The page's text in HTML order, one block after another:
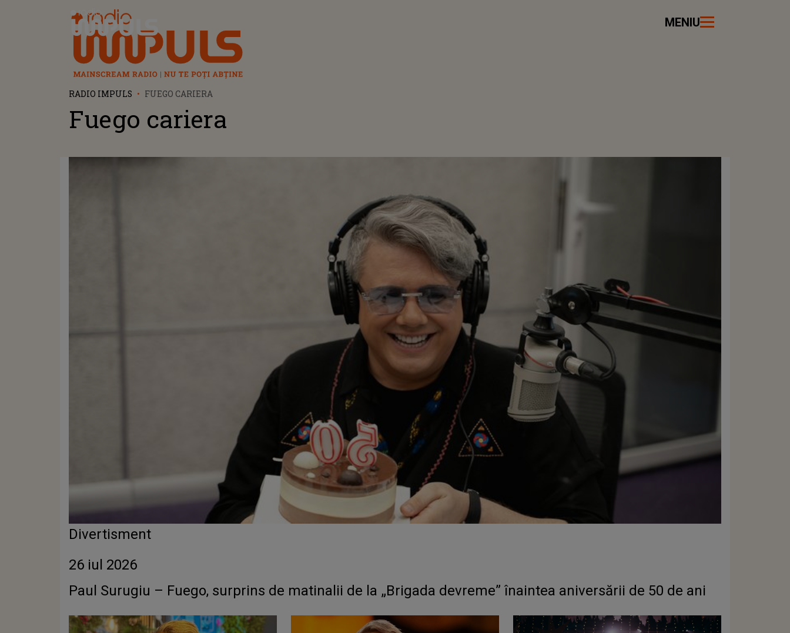
Radio Impuls MENIU
RADIO IMPULS FUEGO CARIERA
Fuego cariera
Divertisment
26 iul 2026
Paul Surugiu – Fuego, surprins de matinalii de la „Brigada devreme” înaintea aniversării de 50 de ani